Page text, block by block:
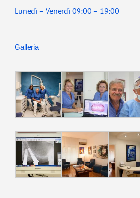
Lunedì – Venerdì 09:00 – 19:00
Galleria